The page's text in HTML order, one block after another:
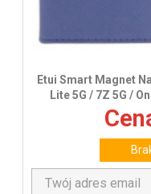
Etui Smart Magnet
Lite 5G / 7Z 5G /